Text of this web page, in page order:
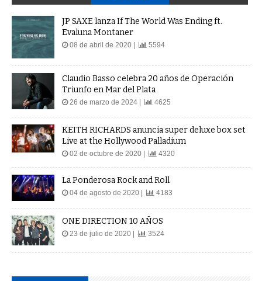
JP SAXE lanza If The World Was Ending ft.
Evaluna Montaner
08 de abril de 2020 | 5594
Claudio Basso celebra 20 años de Operación
Triunfo en Mar del Plata
26 de marzo de 2024 | 4625
KEITH RICHARDS anuncia super deluxe box set
Live at the Hollywood Palladium
02 de octubre de 2020 | 4320
La Ponderosa Rock and Roll
04 de agosto de 2020 | 4183
ONE DIRECTION 10 AÑOS
23 de julio de 2020 | 3524